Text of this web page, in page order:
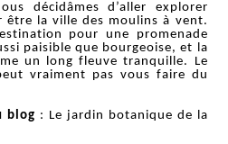
décidâmes d’aller explorer
être la ville des moulins à vent.
pour une promenade
paisible que bourgeoise, et la
un long fleuve tranquille. Le
vraiment pas vous faire du
blog : Le jardin botanique de la